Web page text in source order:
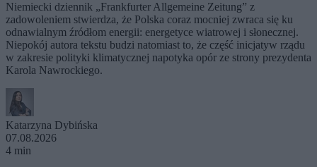
Niemiecki dziennik „Frankfurter Allgemeine Zeitung” z
zadowoleniem stwierdza, że Polska coraz mocniej zwraca się ku
odnawialnym źródłom energii: energetyce wiatrowej i słonecznej.
Niepokój autora tekstu budzi natomiast to, że część inicjatyw rządu
w zakresie polityki klimatycznej napotyka opór ze strony prezydenta
Karola Nawrockiego.
Katarzyna Dybińska
07.08.2026
4 min